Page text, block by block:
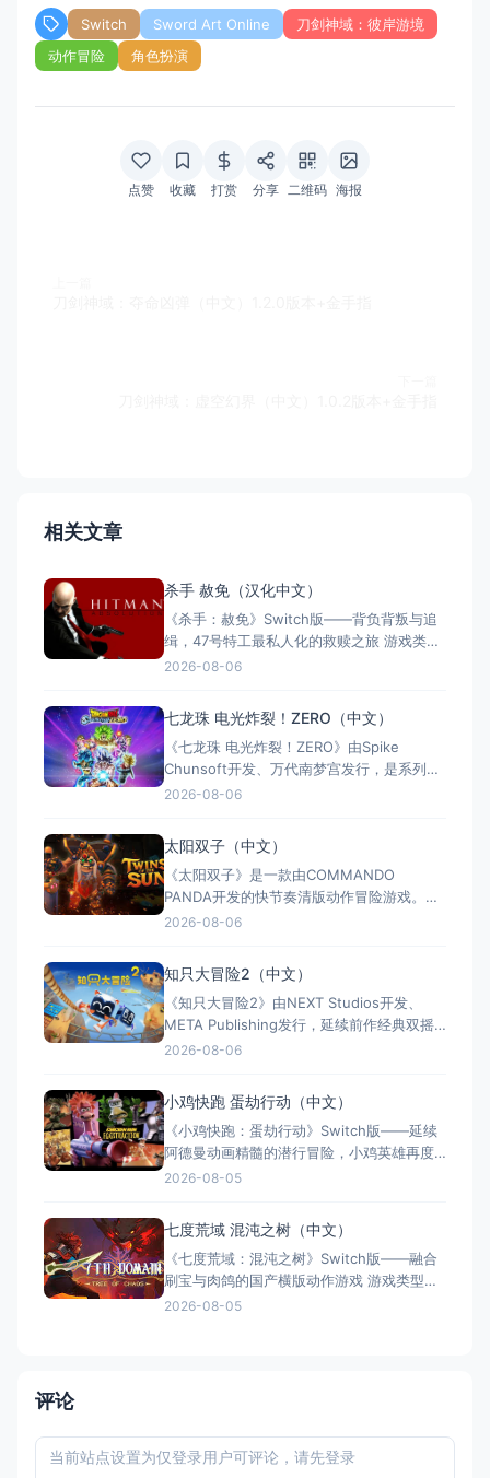
Switch Sword Art Online
刀剑神域：彼岸游境
动作冒险
角色扮演
点赞 收藏 打赏 分享 二维码 海报
相关文章
杀手 赦免（汉化中文）
《杀手：赦免》Switch版——背负背叛与追
缉，47号特工最私人化的救赎之旅 游戏类
型：动作冒险类（第三人称潜行暗杀 × 动作
称：杀手：赦免（官方繁体中文定名） 美国
名称：Hitman: Absoluti
2026-08-06
七龙珠 电光炸裂！ZERO（中文）
《七龙珠 电光炸裂！ZERO》由Spike
Chunsoft开发、万代南梦宫发行，是系列暌
违17年的正统续作。Switch及Switch 2双平
的高速3D格斗为核心，支持体感操控与全区
中文，融合故事、竞技与创作多种模式。
2026-08-06
太阳双子（中文）
《太阳双子》是一款由COMMANDO
PANDA开发的快节奏清版动作冒险游戏。双
胞胎兄弟为拯救被掳走的妹妹，踏上横跨荒
佳选择；25个手工关卡、史诗头目战与即时
强化系统带来丰富体验。全区中文支持，容
量仅1GB，Switch/S
2026-08-06
知只大冒险2（中文）
《知只大冒险2》由NEXT Studios开发、
META Publishing发行，延续前作经典双摇
杆控制双腿的玩法，首次支持最多4人联机合
持跨平台联机与全区中文，2025年11月5日
全平台发售，Switch港服约73
2026-08-06
小鸡快跑 蛋劫行动（中文）
《小鸡快跑：蛋劫行动》Switch版——延续
阿德曼动画精髓的潜行冒险，小鸡英雄再度
集结 游戏类型：动作冒险类（潜行 × 动作平
定名） 港台名称：落跑雞：蛋劫行動（官方
繁体中文定名） 美国名称：Chicke
2026-08-05
七度荒域 混沌之树（中文）
《七度荒域：混沌之树》Switch版——融合
刷宝与肉鸽的国产横版动作游戏 游戏类型：
动作冒险类（2D横版动作 × Roguelike × 类
2026-08-05
评论